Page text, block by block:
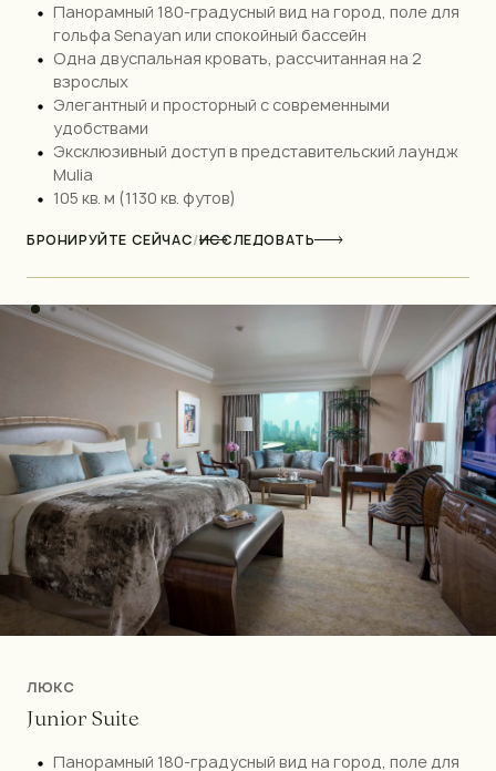
Панорамный 180-градусный вид на город, поле для
гольфа Senayan или спокойный бассейн
Одна двуспальная кровать, рассчитанная на 2
взрослых
Элегантный и просторный с современными
удобствами
Эксклюзивный доступ в представительский лаундж
Mulia
105 кв. м (1130 кв. футов)
БРОНИРУЙТЕ СЕЙЧАС/ИССЛЕДОВАТЬ
ЛЮКС
Junior Suite
Панорамный 180-градусный вид на город, поле для